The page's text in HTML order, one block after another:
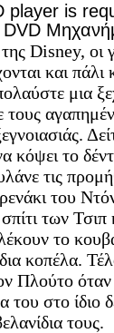
player is
DVD
Disney, οι
και
μια
κόψει το
τις
του
σπίτι των
το
κοπέλα.
Πλούτο
του στο ίδιο
τους.